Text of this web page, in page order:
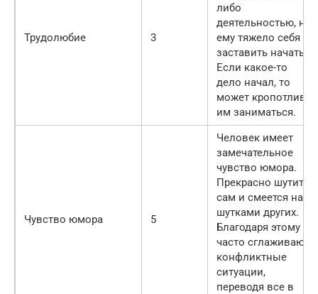
Трудолюбие 3
либо
деятельностью, но
ему тяжело себя
заставить начать.
Если какое-то
дело начал, то
может кропотливо
им заниматься.
Чувство юмора 5
Человек имеет
замечательное
чувство юмора.
Прекрасно шутит
сам и смеется над
шутками других.
Благодаря этому
часто сглаживают
конфликтные
ситуации,
переводя все в